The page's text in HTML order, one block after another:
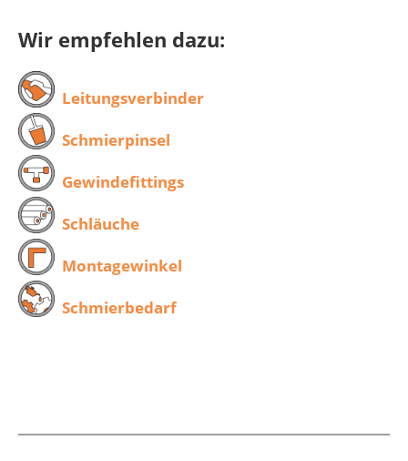
Wir empfehlen dazu:
Leitungsverbinder
Schmierpinsel
Gewindefittings
Schläuche
Montagewinkel
Schmierbedarf